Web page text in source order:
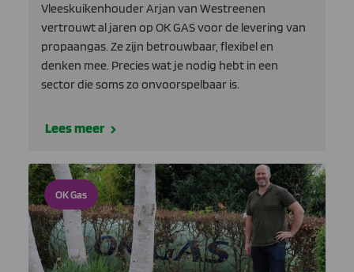
Vleeskuikenhouder Arjan van Westreenen
vertrouwt al jaren op OK GAS voor de levering van
propaangas. Ze zijn betrouwbaar, flexibel en
denken mee. Precies wat je nodig hebt in een
sector die soms zo onvoorspelbaar is.
Lees meer
OK Gas